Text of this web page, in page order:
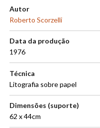
Autor
Roberto Scorzelli
Data da produção
1976
Técnica
Litografia sobre papel
Dimensões (suporte)
62 x 44cm